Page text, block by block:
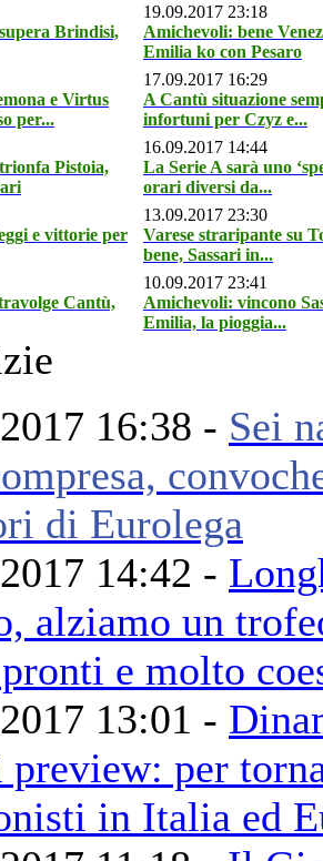
Brindisi,
19.09.2017 23:18
Amichevoli: bene
Emilia ko con Pesaro
e Virtus
per...
17.09.2017 16:29
A Cantù situazione
infortuni per Czyz e...
Pistoia,
16.09.2017 14:44
La Serie A sarà uno
orari diversi da...
e vittorie per
13.09.2017 23:30
Varese straripante su
bene, Sassari in...
Cantù,
10.09.2017 23:41
Amichevoli: vincono
Emilia, la pioggia...
16:38 - Sei
di Eurolega
14:42 -
alziamo un
e molto
13:01 -
preview: per
in Italia ed